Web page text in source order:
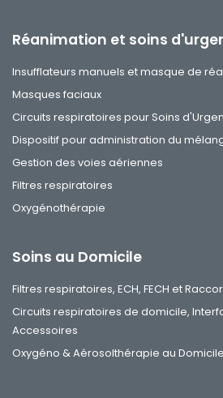
Réanimation et soins
Insufflateurs manuels et masque de
Masques faciaux
Circuits respiratoires pour Soins
Dispositif pour administration du
Gestion des voies aériennes
Filtres respiratoires
Oxygénothérapie
Soins au Domicile
Filtres respiratoires, ECH, FECH et
Circuits respiratoires de domicile,
Accessoires
Oxygéno & Aérosolthérapie au Domicile